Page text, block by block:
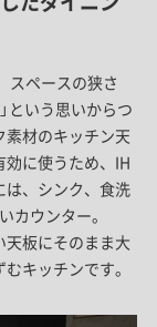
スペースの狭さ
という思いからつ
素材のキッチン天
に使うため、IH
は、シンク、食洗
カウンター。
板にそのまま大
キッチンです。